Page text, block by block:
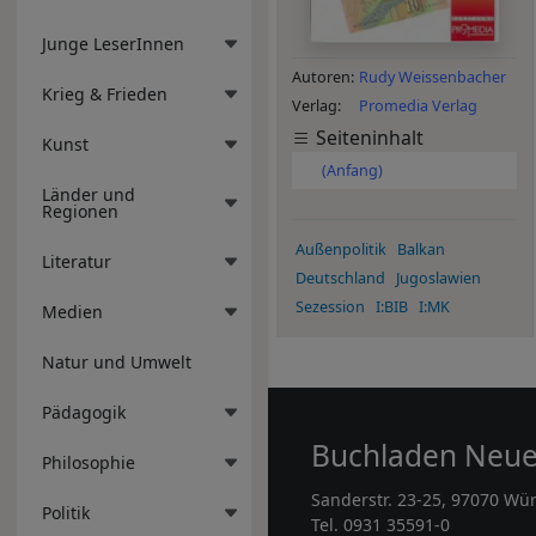
Junge LeserInnen
Krieg & Frieden
Kunst
Länder und
Regionen
Literatur
Medien
Natur und Umwelt
Pädagogik
Philosophie
Politik
Autoren Rudy Weissenbacher
Verlag
Promedia Verlag
Seiteninhalt
(Anfang)
Außenpolitik
Balkan
Deutschland
Jugoslawien
Sezession I:BIB I:MK
Buchladen
Sanderstr. 23-25, 97070
Tel. 0931 35591-0